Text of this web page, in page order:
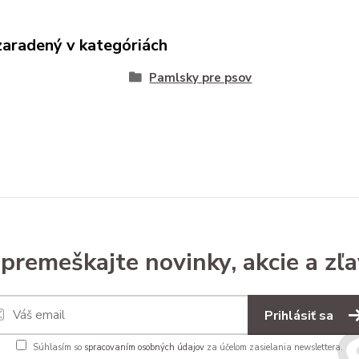
v kategóriách
Pamlsky pre psov
novinky, akcie a
Prihlásiť sa
Súhlasím so spracovaním osobných údajov za účelom zasielania newslettera.